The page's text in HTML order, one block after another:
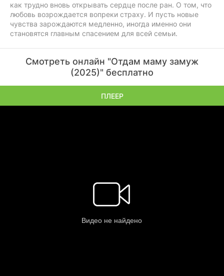
как трудно вновь открывать сердце после ран. О том, что
любовь возрождается вопреки страху. И пусть новые
чувства зарождаются медленно, иногда именно они
становятся главным спасением для всей семьи.
Смотреть онлайн "Отдам маму замуж
(2025)" бесплатно
ПЛЕЕР